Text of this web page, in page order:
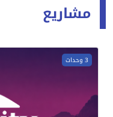
مشاريع
3 وحدات